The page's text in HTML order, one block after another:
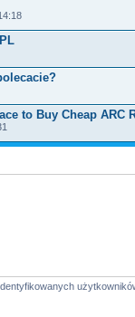
to Buy Cheap ARC